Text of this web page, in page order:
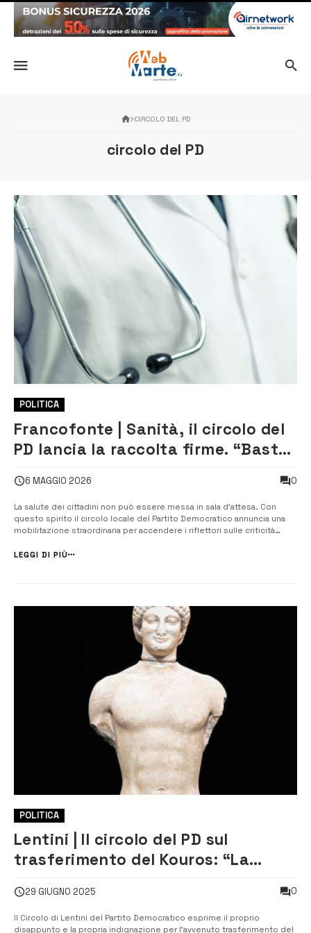
CIRCOLO DEL PD
circolo del PD
POLITICA
Francofonte | Sanità, il circolo del
PD lancia la raccolta firme. “Basta
6 MAGGIO 2026 0
La salute dei cittadini non può essere messa in sala d’attesa. Con
questo spirito il circolo locale del Partito Democratico annuncia una
mobilitazione straordinaria per accendere i riflettori sulle criticità
cuore del paese diventerà il centro di una battaglia di civiltà: ...
LEGGI DI PIÙ
POLITICA
Lentini | Il circolo del PD sul
trasferimento del Kouros: “La
privata di un bene prezioso”
29 GIUGNO 2025 0
Il Circolo di Lentini del Partito Democratico esprime il proprio
disappunto e la propria indignazione per l’avvenuto trasferimento del